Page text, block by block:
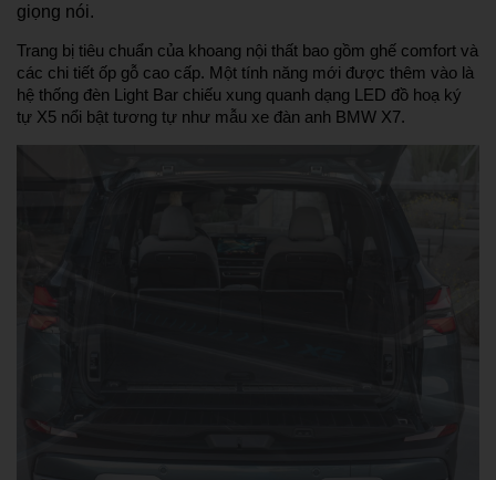
giọng nói.
Trang bị tiêu chuẩn của khoang nội thất bao gồm ghế comfort và
các chi tiết ốp gỗ cao cấp. Một tính năng mới được thêm vào là
hệ thống đèn Light Bar chiếu xung quanh dạng LED đồ hoạ ký
tự X5 nổi bật tương tự như mẫu xe đàn anh BMW X7.